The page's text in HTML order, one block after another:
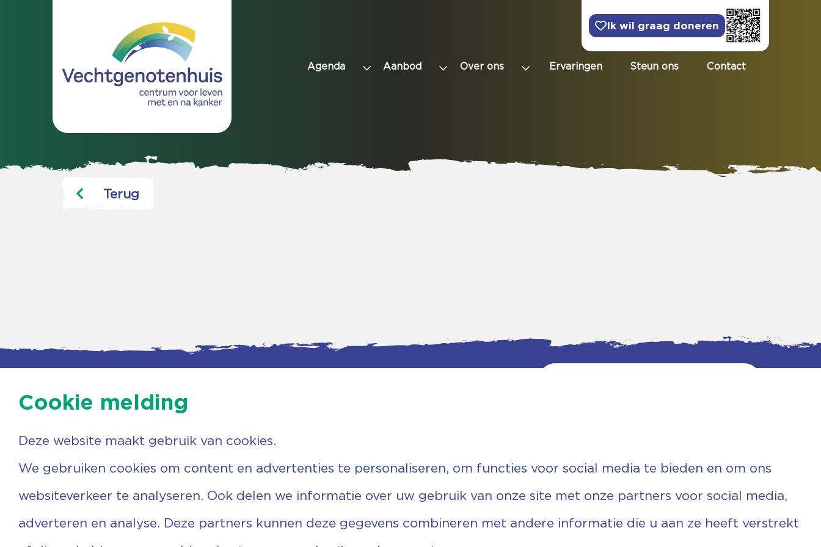
Ik wil graag doneren
Agenda Aanbod Over ons Ervaringen Steun ons Contact
Terug
Agenda
Nieuwsbrief
Vrijwilligers
Steun ons
Contactgegevens
7731 PA Ommen
0529 455 767
info@vechtgenoten.nl
Fiscaal: 819280288
Rek.nr: NL85RABO0127579230
Cookie melding
Deze website maakt gebruik van cookies.
We gebruiken cookies om content en advertenties te personaliseren, om functies voor social media te bieden en om ons
websiteverkeer te analyseren. Ook delen we informatie over uw gebruik van onze site met onze partners voor social media,
adverteren en analyse. Deze partners kunnen deze gegevens combineren met andere informatie die u aan ze heeft verstrekt